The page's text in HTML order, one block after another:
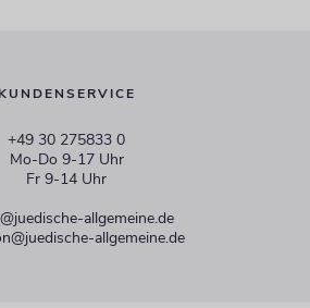
KUNDENSERVICE
+49 30 275833 0
Mo-Do 9-17 Uhr
Fr 9-14 Uhr
allgemeine.de
allgemeine.de